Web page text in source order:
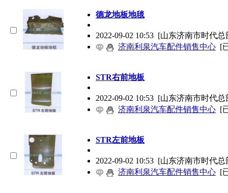
德龙地板地毯
2022-09-02 10:53 [山东济南市时代总
济南利泉汽车配件销售中心 [
STR右前地板
2022-09-02 10:53 [山东济南市时代总
济南利泉汽车配件销售中心 [
STR左前地板
2022-09-02 10:53 [山东济南市时代总
济南利泉汽车配件销售中心 [